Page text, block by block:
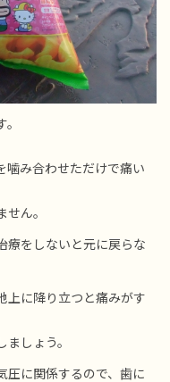
噛み合わせただけで痛い
ん。
療をしないと元に戻らな
上に降り立つと痛みがす
しょう。
圧に関係するので、歯に